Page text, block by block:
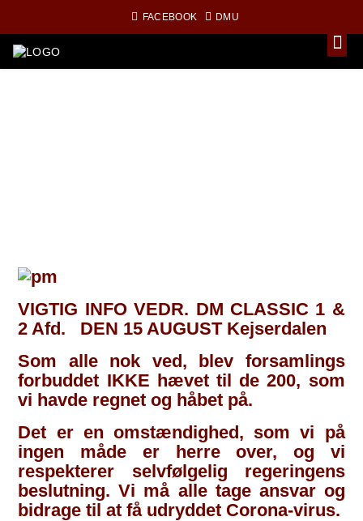
FACEBOOK DMU
VIGTIG INFO VEDR. DM CLASSIC 1 &
2 Afd. DEN 15 AUGUST Kejserdalen
Som alle nok ved, blev forsamlings
forbuddet IKKE hævet til de 200, som
vi havde regnet og håbet på.
Det er en omstændighed, som vi på
ingen måde er herre over, og vi
respekterer selvfølgelig regeringens
beslutning. Vi må alle tage ansvar og
bidrage til at få udryddet Corona-virus.